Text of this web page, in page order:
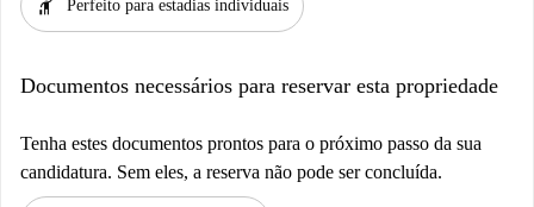
hail Perfeito para estadias individuais
Documentos necessários para reservar esta propriedade
Tenha estes documentos prontos para o próximo passo da sua
candidatura. Sem eles, a reserva não pode ser concluída.